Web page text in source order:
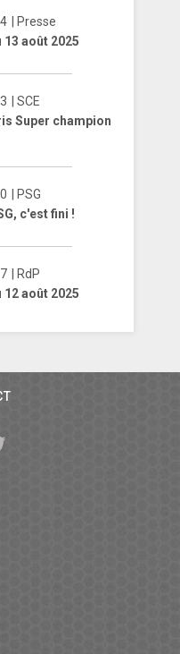
| Presse
13 août 2025
| SCE
Super champion
| PSG
c'est fini !
| RdP
12 août 2025